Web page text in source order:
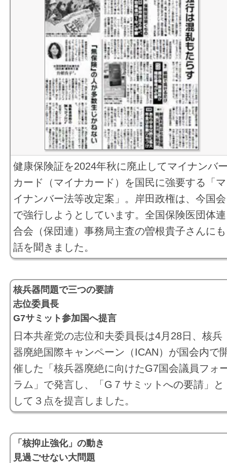
健康保険証を2024年秋に廃止してマイナンバ
カード（マイナカード）を国民に強要する「マ
イナンバー法等改定案」。岸田政権は、今国会
で強行しようとしています。全国保険医団体連
合会（保団連）事務局主査の曽根貴子さんにも
話を聞きました。
核兵器問題で三つの要請
志位委員長
G7サミット参加国へ提言
日本共産党の志位和夫委員長は4月28日、核兵
器廃絶国際キャンペーン（ICAN）が国会内で
催した「核兵器廃絶に向けたG7国会議員フォ
ラム」で発言し、「G７サミットへの要請」と
して３点を提言しました。
「核抑止強化」の動き
見過ごせない大問題